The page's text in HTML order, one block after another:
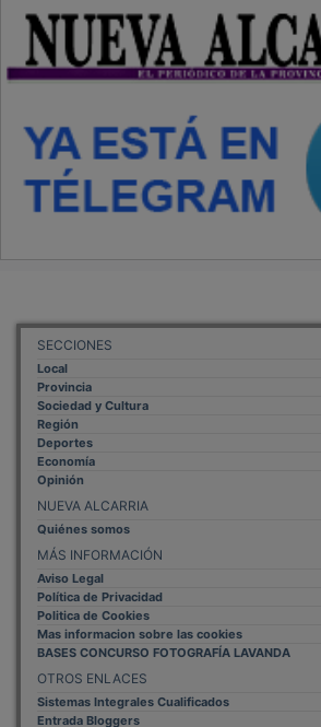
SECCIONES
Local
Provincia
Sociedad y Cultura
Región
Deportes
Economía
Opinión
NUEVA ALCARRIA
Quiénes somos
MÁS INFORMACIÓN
Aviso Legal
Política de Privacidad
Politica de Cookies
Mas informacion sobre las cookies
BASES CONCURSO FOTOGRAFÍA LAVANDA
OTROS ENLACES
Sistemas Integrales Cualificados
Entrada Bloggers